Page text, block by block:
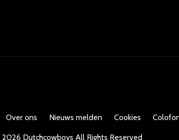
Over ons Nieuws melden Cookies
2026 Dutchcowboys All Rights Reserved